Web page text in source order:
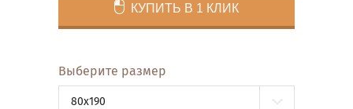
КУПИТЬ В 1 КЛИК
Выберите размер
80x190